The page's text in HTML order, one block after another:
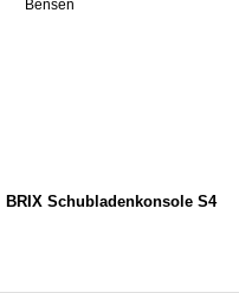
BRIX Schubladenkonsole S4